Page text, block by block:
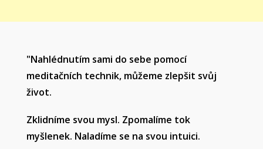
"Nahlédnutím sami do sebe pomocí
meditačních technik, můžeme zlepšit svůj
život.
Zklidníme svou mysl. Zpomalíme tok
myšlenek. Naladíme se na svou intuici.